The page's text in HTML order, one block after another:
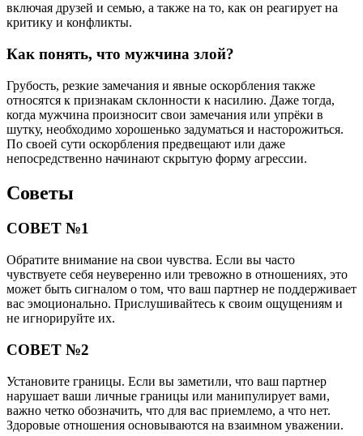
включая друзей и семью, а также на то, как он реагирует на
критику и конфликты.
Как понять, что мужчина злой?
Грубость, резкие замечания и явные оскорбления также
относятся к признакам склонности к насилию. Даже тогда,
когда мужчина произносит свои замечания или упрёки в
шутку, необходимо хорошенько задуматься и насторожиться.
По своей сути оскорбления предвещают или даже
непосредственно начинают скрытую форму агрессии.
Советы
СОВЕТ №1
Обратите внимание на свои чувства. Если вы часто
чувствуете себя неуверенно или тревожно в отношениях, это
может быть сигналом о том, что ваш партнер не поддерживает
вас эмоционально. Прислушивайтесь к своим ощущениям и
не игнорируйте их.
СОВЕТ №2
Установите границы. Если вы заметили, что ваш партнер
нарушает ваши личные границы или манипулирует вами,
важно четко обозначить, что для вас приемлемо, а что нет.
Здоровые отношения основываются на взаимном уважении.